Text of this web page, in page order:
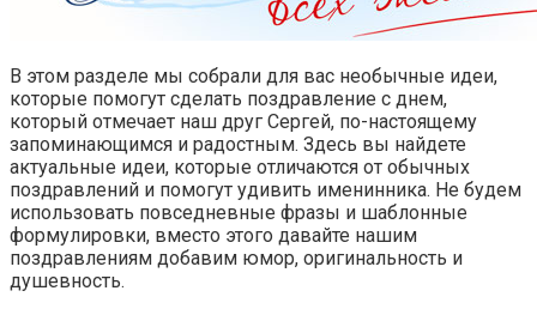
В этом разделе мы собрали для вас необычные идеи,
которые помогут сделать поздравление с днем,
который отмечает наш друг Сергей, по-настоящему
запоминающимся и радостным. Здесь вы найдете
актуальные идеи, которые отличаются от обычных
поздравлений и помогут удивить именинника. Не будем
использовать повседневные фразы и шаблонные
формулировки, вместо этого давайте нашим
поздравлениям добавим юмор, оригинальность и
душевность.